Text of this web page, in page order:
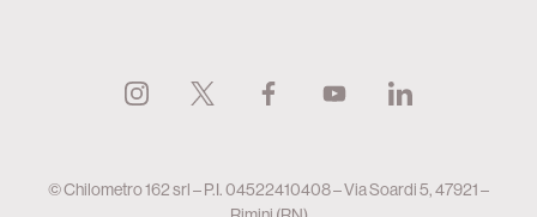
© Chilometro 162 srl – P.I. 04522410408 – Via Soardi 5, 47921 –